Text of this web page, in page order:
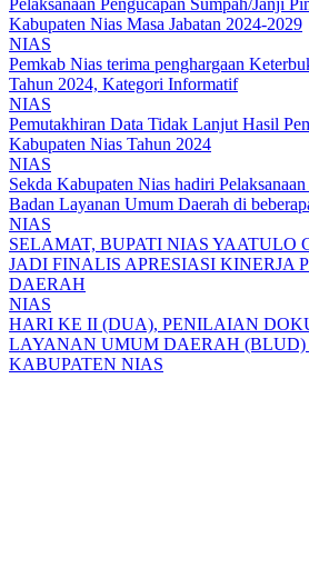
Kabupaten Nias Masa Jabatan 2024-2029
NIAS
Pemkab Nias terima penghargaan
Tahun 2024, Kategori Informatif
NIAS
Pemutakhiran Data Tidak Lanjut Hasil
Kabupaten Nias Tahun 2024
NIAS
Sekda Kabupaten Nias hadiri
Badan Layanan Umum Daerah di
NIAS
SELAMAT, BUPATI NIAS YAATULO
JADI FINALIS APRESIASI KINERJA
DAERAH
NIAS
HARI KE II (DUA), PENILAIAN
LAYANAN UMUM DAERAH (BLUD)
KABUPATEN NIAS